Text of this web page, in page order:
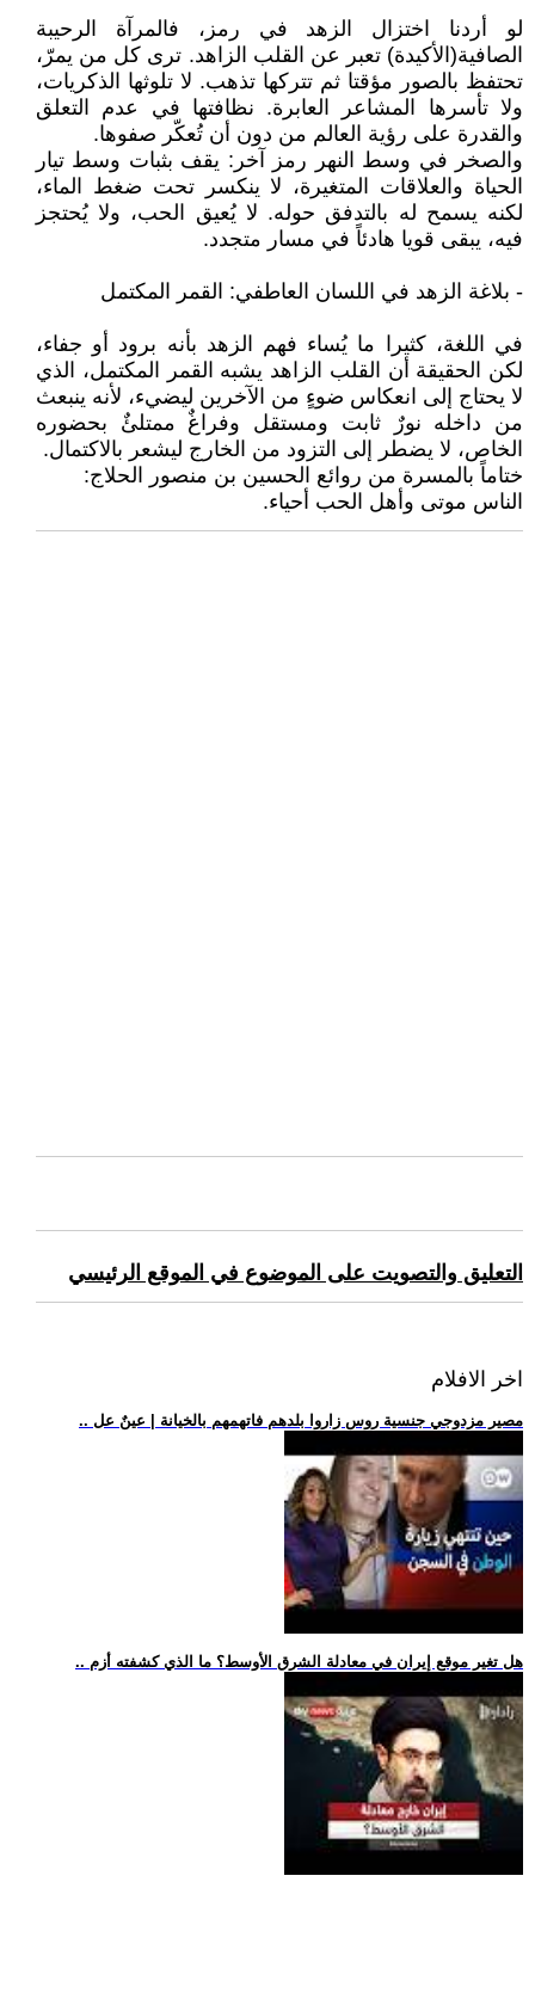
لو أردنا اختزال الزهد في رمز، فالمرآة الرحيبة
الصافية(الأكيدة) تعبر عن القلب الزاهد. ترى كل من يمرّ،
تحتفظ بالصور مؤقتا ثم تتركها تذهب. لا تلوثها الذكريات،
ولا تأسرها المشاعر العابرة. نظافتها في عدم التعلق
والقدرة على رؤية العالم من دون أن تُعكّر صفوها.
والصخر في وسط النهر رمز آخر: يقف بثبات وسط تيار
الحياة والعلاقات المتغيرة، لا ينكسر تحت ضغط الماء،
لكنه يسمح له بالتدفق حوله. لا يُعيق الحب، ولا يُحتجز
فيه، يبقى قويا هادئاً في مسار متجدد.
- بلاغة الزهد في اللسان العاطفي: القمر المكتمل
في اللغة، كثيرا ما يُساء فهم الزهد بأنه برود أو جفاء،
لكن الحقيقة أن القلب الزاهد يشبه القمر المكتمل، الذي
لا يحتاج إلى انعكاس ضوءٍ من الآخرين ليضيء، لأنه ينبعث
من داخله نورٌ ثابت ومستقل وفراغٌ ممتلئٌ بحضوره
الخاص، لا يضطر إلى التزود من الخارج ليشعر بالاكتمال.
ختاماً بالمسرة من روائع الحسين بن منصور الحلاج:
الناس موتى وأهل الحب أحياء.
التعليق والتصويت على الموضوع في الموقع الرئيسي
اخر الافلام
.. مصير مزدوجي جنسية روس زاروا بلدهم فاتهمهم بالخيانة | عينٌ عل
.. هل تغير موقع إيران في معادلة الشرق الأوسط؟ ما الذي كشفته أزم